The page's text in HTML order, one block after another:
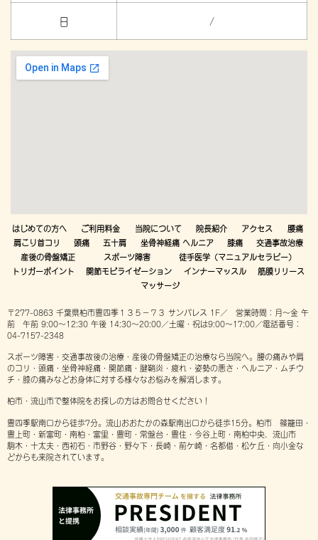
日 /
はじめての方へ ご利用料金 当院について 院長紹介 アクセス
腰痛
肩こり首コリ
頭痛 五十肩 坐骨神経痛 ヘルニア 膝痛
交通事故治療
産後の骨盤矯正
スポーツ障害
徒手医学（マニュアルセラピー）
トリガーポイント
関節モビライゼーション インナーマッスル
筋膜リリース
マッサージ
〒277-0863 千葉県柏市豊四季１３５−７３ サンパレス 1F／ 営業時間：月～金 午
前 午前 9:00～12:30 午後 14:30～20:00／土曜・祝は9:00～17:00／電話番号：
04-7157-2348
スポーツ障害・交通事故後の治療・産後の骨盤矯正の治療なら当院へ。腰の痛みや肩
のコリ・頭痛・坐骨神経痛・関節痛・腱鞘炎・疲れ・姿勢の悪さ・ヘルニア・ムチウ
チ・膝の痛みなどお身体に対する様々なお悩みを解消します。
柏市・流山市で整体院をお探しの方はお問合せください！
豊四季駅南口から徒歩7分。流山おおたかの森駅南出口から徒歩15分。柏市 篠籠田・
豊上町・新富町・南柏・富里・豊町・常盤台・豊住・今谷上町・南柏中央、流山市
駒木・十太夫・西初石・市野谷・野々下・長崎・前ケ崎・名都借・松ケ丘・向小金な
どからも来院されています。